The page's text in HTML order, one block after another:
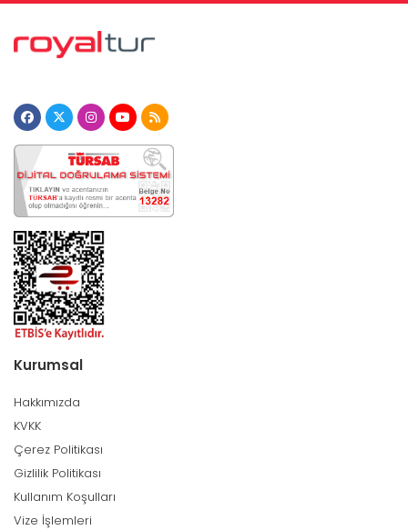
Kurumsal
Hakkımızda
KVKK
Çerez Politikası
Gizlilik Politikası
Kullanım Koşulları
Vize İşlemleri